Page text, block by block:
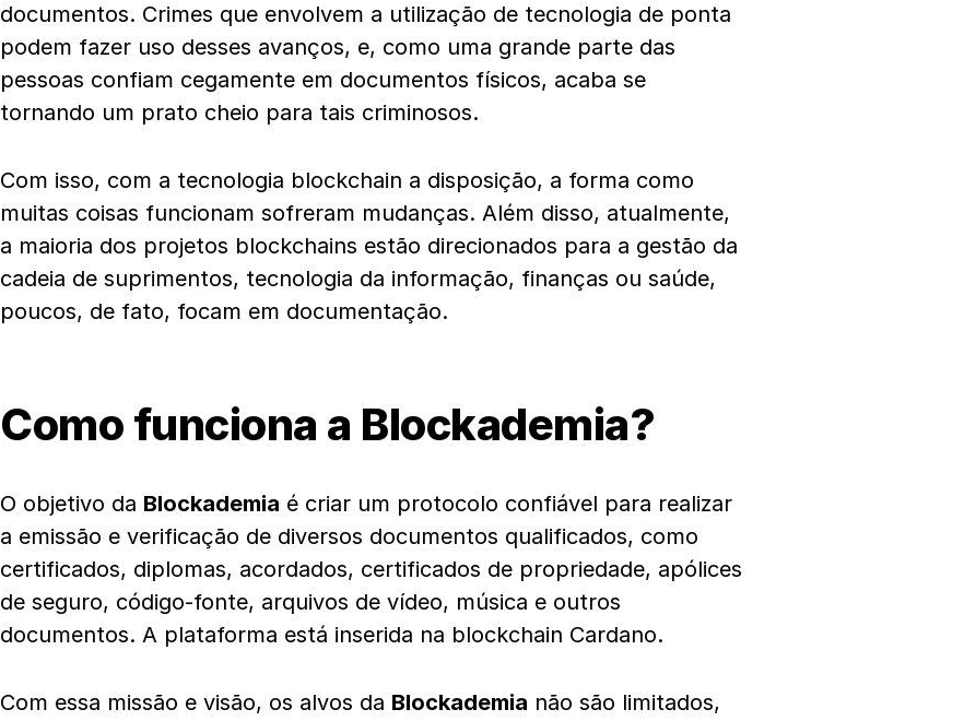
documentos. Crimes que envolvem a utilização de tecnologia de ponta
podem fazer uso desses avanços, e, como uma grande parte das
pessoas confiam cegamente em documentos físicos, acaba se
tornando um prato cheio para tais criminosos.
Com isso, com a tecnologia blockchain a disposição, a forma como
muitas coisas funcionam sofreram mudanças. Além disso, atualmente,
a maioria dos projetos blockchains estão direcionados para a gestão da
cadeia de suprimentos, tecnologia da informação, finanças ou saúde,
poucos, de fato, focam em documentação.
Como funciona a Blockademia?
O objetivo da Blockademia é criar um protocolo confiável para realizar
a emissão e verificação de diversos documentos qualificados, como
certificados, diplomas, acordados, certificados de propriedade, apólices
de seguro, código-fonte, arquivos de vídeo, música e outros
documentos. A plataforma está inserida na blockchain Cardano.
Com essa missão e visão, os alvos da Blockademia não são limitados,